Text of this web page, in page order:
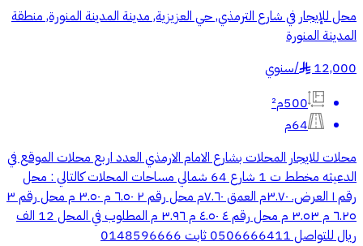
محل للإيجار في شارع الترمذي, حي العزيزية, مدينة المدينة المنورة, منطقة
المدينة المنورة
12,000
§
/سنوي
500م²
64م
محلات للايجار المحلات بشارع الامام الارمذي العدد اربع محلات الموقع في
الدعيثه مخطط ت 1 شارع 64 شمالي مساحات المحلات كالتالي : محل
رقم ١ العرض. ٣.٧٠م العمق ٧.٦٠م محل رقم ٢ ٦.٥٠ م ٣.٥٠ م محل رقم ٣
٦.٢٥ م ٣.٥٣ م محل رقم ٤ ٤.٥٠ م ٣.٩٦ م المطلوب في المحل 12 الف
ريال للتواصل 0506666411 ثابت 0148596666